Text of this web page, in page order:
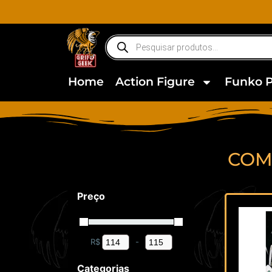
Home Action Figure Funko
Preço
R$ Minimum Price
-Maximum Price
Categorias